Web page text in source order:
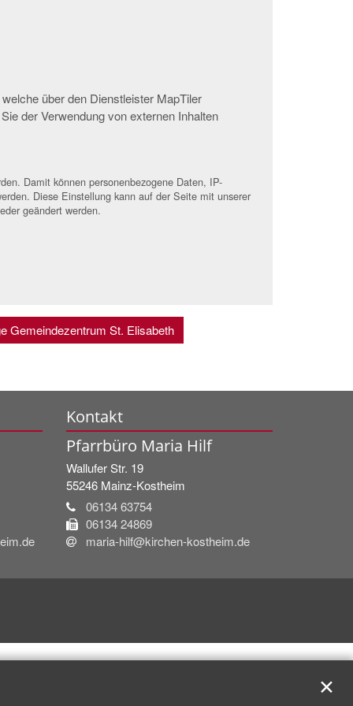
über den Dienstleister MapTiler
der Verwendung von externen Inhalten
Damit können personenbezogene Daten, IP-
Diese Einstellung kann auf der Seite mit unserer
geändert werden.
Gemeindezentrum St. Elisabeth
Kontakt
Pfarrbüro Maria Hilf
Wallufer Str. 19
55246 Mainz-Kostheim
06134 63754
06134 24869
maria-hilf@kirchen-kostheim.de
✕